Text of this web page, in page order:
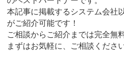
本記事に掲載するシステム会社
がご紹介可能です！
ご相談からご紹介までは完全無料
まずはお気軽に、ご相談くださ